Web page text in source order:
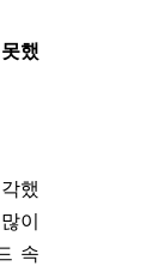
했
했
이
속